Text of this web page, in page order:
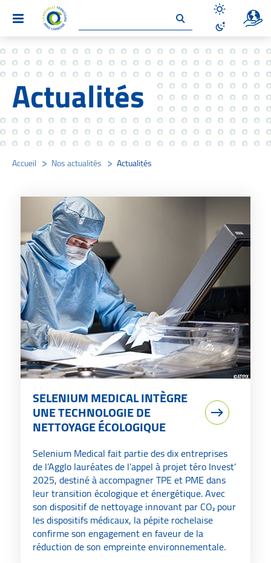
Un
Désactiver
Activer le
Actualités
Accueil Nos actualités Actualités
SELENIUM MEDICAL INTÈGRE
UNE TECHNOLOGIE DE
NETTOYAGE ÉCOLOGIQUE
Selenium Medical fait partie des dix entreprises
de l’Agglo lauréates de l’appel à projet téro Invest’
2025, destiné à accompagner TPE et PME dans
leur transition écologique et énergétique. Avec
son dispositif de nettoyage innovant par CO₂ pour
les dispositifs médicaux, la pépite rochelaise
confirme son engagement en faveur de la
réduction de son empreinte environnementale.